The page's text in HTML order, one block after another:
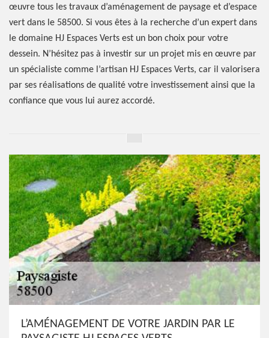
œuvre tous les travaux d’aménagement de paysage et d’espace
vert dans le 58500. Si vous êtes à la recherche d’un expert dans
le domaine HJ Espaces Verts est un bon choix pour votre
dessein. N’hésitez pas à investir sur un projet mis en œuvre par
un spécialiste comme l’artisan HJ Espaces Verts, car il valorisera
par ses réalisations de qualité votre investissement ainsi que la
confiance que vous lui aurez accordé.
L’AMÉNAGEMENT DE VOTRE JARDIN PAR LE